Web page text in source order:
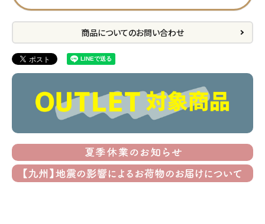
公式 デコ部 公式 公式
商品についてのお問い合わせ